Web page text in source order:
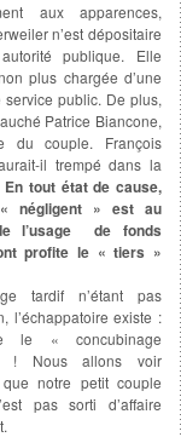
aux apparences,
n’est dépositaire
publique. Elle
plus chargée d’une
service public. De plus,
Patrice Biancone,
du couple. François
il trempé dans la
En tout état de cause,
négligent » est au
l’usage de fonds
profite le « tiers »
tardif n’étant pas
l’échappatoire existe :
le « concubinage
! Nous allons voir
notre petit couple
pas sorti d’affaire